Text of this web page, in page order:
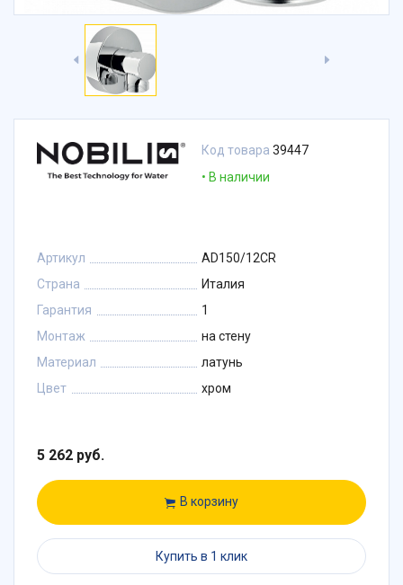
Код товара 39447
В наличии
Артикул
AD150/12CR
Страна
Италия
Гарантия
1
Монтаж
на стену
Материал
латунь
Цвет
хром
5 262 руб.
В корзину
Купить в 1 клик